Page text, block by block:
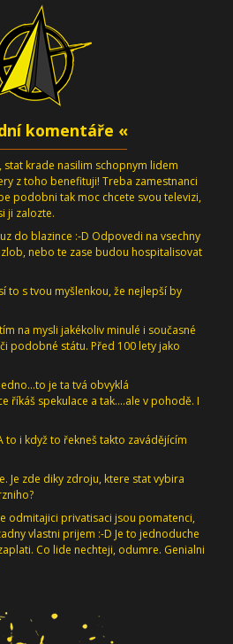
komentáře «
stat krade nasilim schopnym lidem
z toho benefituji! Treba zamestnanci
podobni tak moc chcete svou televizi,
ji zalozte.
uz do blazince :-D Odpovedi na vsechny
nebo te zase budou hospitalisovat
to s tvou myšlenkou, že nejlepší by
na mysli jakékoliv minulé i současné
podobné státu. Před 100 lety jako
je ta tvá obvyklá
říkáš spekulace a tak....ale v pohodě. I
to i když to řekneš takto zavádějícím
Je zde diky zdroju, ktere stat vybira
odmitajici privatisaci jsou pomatenci,
vlastni prijem :-D Je to jednoduche
Co lide nechteji, odumre. Genialni